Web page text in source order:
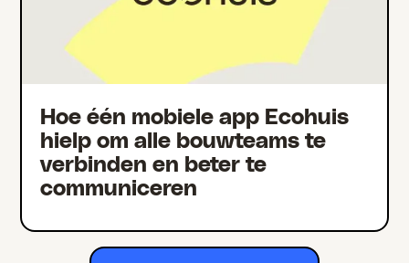
Hoe één mobiele app Ecohuis
hielp om alle bouwteams te
verbinden en beter te
communiceren